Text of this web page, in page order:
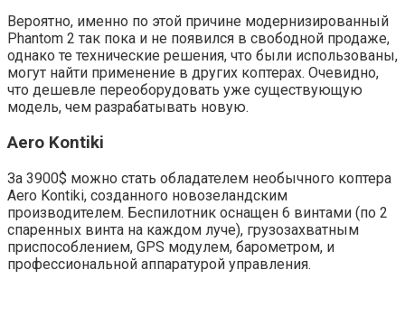
Вероятно, именно по этой причине модернизированный
Phantom 2 так пока и не появился в свободной продаже,
однако те технические решения, что были использованы,
могут найти применение в других коптерах. Очевидно,
что дешевле переоборудовать уже существующую
модель, чем разрабатывать новую.
Aero Kontiki
За 3900$ можно стать обладателем необычного коптера
Aero Kontiki, созданного новозеландским
производителем. Беспилотник оснащен 6 винтами (по 2
спаренных винта на каждом луче), грузозахватным
приспособлением, GPS модулем, барометром, и
профессиональной аппаратурой управления.